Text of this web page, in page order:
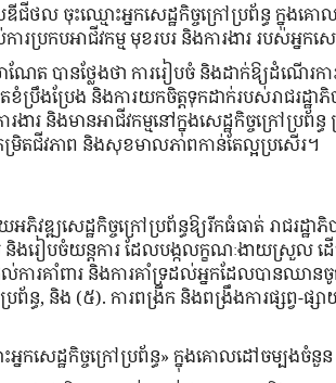
លឌីជីថល ចុះឈ្មោះអ្នកសេដ្ឋកិច្ចក្រៅប្រព័ន្ធ ក្នុ
ប្រកបអាជីវកម្ម មុខរបរ និងការងារ របស់អ្នកសេ
ណែត បានថ្លែងថា ការរៀបចំ និងដាក់ឱ្យដំណើរក
ខិតខំប្រឹងប្រែង និងការយកចិត្តទុកដាក់របស់រាជរដ្
ារ និងមានអាជីវកម្មនៅក្នុងសេដ្ឋកិច្ចក្រៅប្រព័ន្
ម្រិតជីវភាព និងសុខមាលភាពកាន់តែល្អប្រសើរ។
វឌ្ឍសេដ្ឋកិច្ច​ក្រៅ​ប្រព័ន្ធឱ្យរីកធំធាត់ រាជរដ្ឋ
រៀបចំយន្តការ ដែលបង្កលក្ខណៈងាយស្រួល ដើ
ារគាំពារ និងការគាំទ្រដល់អ្នកដែលបានឈាន
ន្ធ, និង (៥). ការពង្រីក និងពង្រឹងការផ្សព្វ-ផ្
ះអ្នកសេដ្ឋកិច្ចក្រៅប្រព័ន្ធ» ក្នុងគោលដៅចម្បងចំ